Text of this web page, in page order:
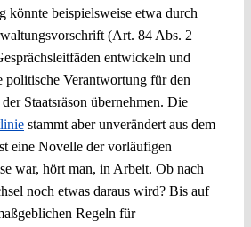
könnte beispielsweise etwa durch
(Art. 84 Abs. 2
entwickeln und
politische Verantwortung für den
Staatsräson übernehmen. Die
stammt aber unverändert aus dem
eine Novelle der vorläufigen
war, hört man, in Arbeit. Ob nach
noch etwas daraus wird? Bis auf
Regeln für